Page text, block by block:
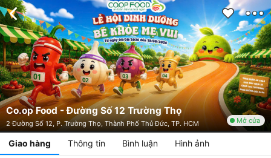
Co.op Food - Đường Số 12 Trường Thọ
2 Đường Số 12, P. Trường Thọ, Thành Phố Thủ Đức, TP. HCM Mở cửa
Giao hàng Thông tin Bình luận Hình ảnh